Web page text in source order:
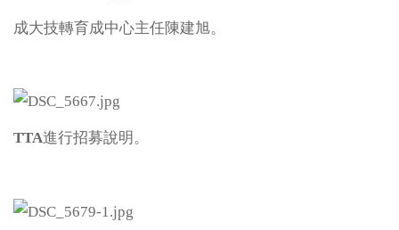
成大技轉育成中心主任陳建旭。
TTA進行招募說明。